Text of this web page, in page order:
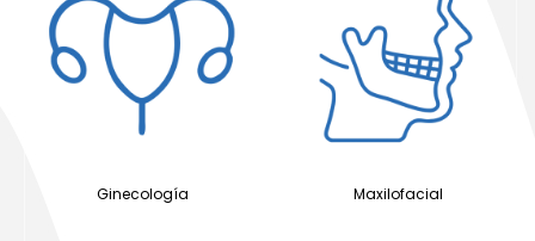
Ginecología Maxilofacial